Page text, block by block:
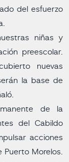
del esfuerzo
niñas y
preescolar.
nuevas
la base de
de la
del Cabildo
acciones
Puerto Morelos.